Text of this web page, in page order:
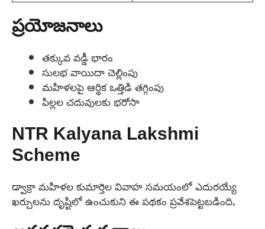
ప్రయోజనాలు
తక్కువ వడ్డీ భారం
సులభ వాయిదా చెల్లింపు
మహిళలపై ఆర్థిక ఒత్తిడి తగ్గింపు
పిల్లల చదువులకు భరోసా
NTR Kalyana Lakshmi
Scheme
డ్వాక్రా మహిళల కుమార్తెల వివాహ సమయంలో ఎదురయ్యే
ఖర్చులను దృష్టిలో ఉంచుకుని ఈ పథకం ప్రవేశపెట్టబడింది.